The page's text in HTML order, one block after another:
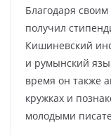
Благодаря
получил
Кишиневский
и румынский
время он также
кружках и
молодыми